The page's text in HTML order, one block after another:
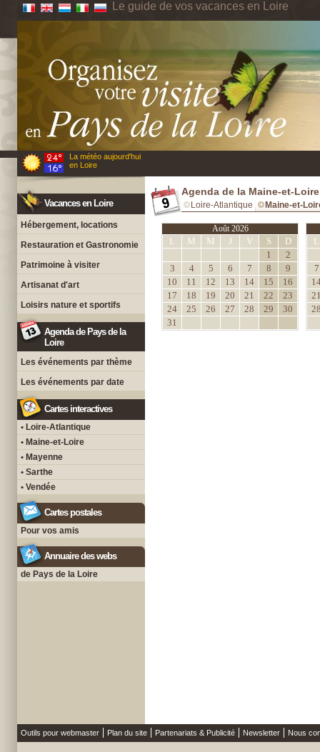
Le guide de vos vacances en Loire
La météo aujourd'hui
en Loire
Vacances en Loire
Hébergement, locations
Restauration et Gastronomie
Patrimoine à visiter
Artisanat d'art
Loisirs nature et sportifs
Agenda de Pays de la
Loire
Les événements par thème
Les événements par date
Cartes interactives
• Loire-Atlantique
• Maine-et-Loire
• Mayenne
• Sarthe
• Vendée
Cartes postales
Pour vos amis
Annuaire des webs
de Pays de la Loire
Agenda de la Maine-et-Loire
Loire-Atlantique Maine-et-
Août 2026
L M M J V S
D
1
2
3
4 5 6 7 8
9
10
11 12 13 14 15
16
17
18 19 20 21 22
23
24
25 26 27 28 29
30
31
L
7
Outils pour webmaster Plan du site Partenariats & Publicité Newsletter Nous